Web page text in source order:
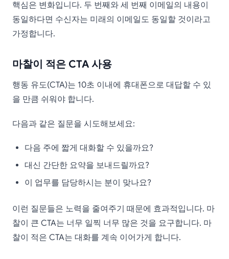
핵심은 변화입니다. 두 번째와 세 번째 이메일의 내용이
동일하다면 수신자는 미래의 이메일도 동일할 것이라고
가정합니다.
마찰이 적은 CTA 사용
행동 유도(CTA)는 10초 이내에 휴대폰으로 대답할 수 있
을 만큼 쉬워야 합니다.
다음과 같은 질문을 시도해보세요:
다음 주에 짧게 대화할 수 있을까요?
대신 간단한 요약을 보내드릴까요?
이 업무를 담당하시는 분이 맞나요?
이런 질문들은 노력을 줄여주기 때문에 효과적입니다. 마
찰이 큰 CTA는 너무 일찍 너무 많은 것을 요구합니다. 마
찰이 적은 CTA는 대화를 계속 이어가게 합니다.